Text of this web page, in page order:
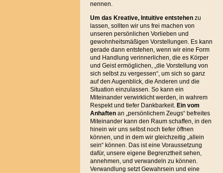
nennen.
Um das Kreative, Intuitive entstehenzu
lassen, sollten wir uns frei machen von
unseren persönlichen Vorlieben und
gewohnheitsmäßigen Vorstellungen. Es kann
gerade dann entstehen, wenn wir eine Form
und Handlung verinnerlichen, die es Körper
und Geist ermöglichen, „die Vorstellung von
sich selbst zu vergessen“, um sich so ganz
auf den Augenblick, die Anderen und die
Situation einzulassen. So kann ein
Miteinander verwirklicht werden, in wahrem
Respekt und tiefer Dankbarkeit. Ein vom
Anhaftenan „persönlichem Zeugs“ befreites
Miteinander kann den Raum schaffen, in den
hinein wir uns selbst noch tiefer öffnen
können, und in dem wir gleichzeitig „allein
sein“ können. Das ist eine Voraussetzung
dafür, unsere eigene Begrenztheit sehen,
annehmen, und verwandeln zu können.
Verwandlung setzt Gewahrsein und eine